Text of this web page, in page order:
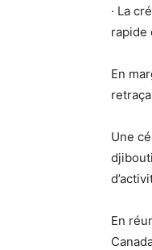
· La
rapide
En
Une
En